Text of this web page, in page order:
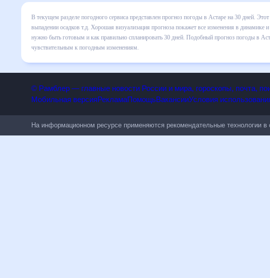
В текущем разделе погодного сервиса представлен прогноз погоды в
все сведения по дневной температуре , выпадении осадков т.д.
понять, какая будет погода в Астаре в ближайший месяц, к каким
Подобный прогноз погоды в Астаре, Азербайджан, на 30 дней будет
© Рамблер — главные новости России и мира, гороскопы, почта,
На информационном ресурсе применяются рекомендательные